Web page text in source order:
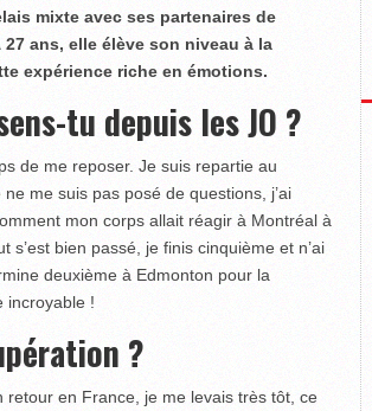
mixte avec ses partenaires de
ans, elle élève son niveau à la
expérience riche en émotions.
tu depuis les JO ?
de me reposer. Je suis repartie au
me suis pas posé de questions, j’ai
mon corps allait réagir à Montréal à
bien passé, je finis cinquième et n’ai
deuxième à Edmonton pour la
incroyable !
?
retour en France, je me levais très tôt, ce